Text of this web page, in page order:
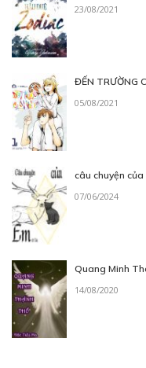
23/08/2021
ĐẾN TRƯỜNG
05/08/2021
câu chuyện
07/06/2024
Quang Minh
14/08/2020